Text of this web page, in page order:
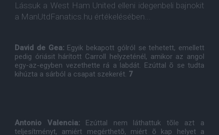
Lássuk a West Ham United elleni idegenbeli bajnokit
a ManUtdFanatics.hu értékelésében...
David de Gea: Egyik bekapott gólról se tehetett, emellett
pedig óriásit hárított Carroll helyzeténél, amikor az angol
egy-az-egyben vezethette rá a labdát. Ezúttal õ se tudta
kihúzta a sárból a csapat szekerét. 7
Antonio Valencia: Ezúttal nem láthattuk tõle azt a
teljesítményt, amiért megérthetõ, miért õ kap helyet a